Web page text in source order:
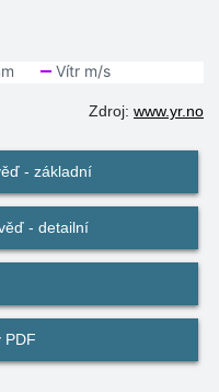
Zdroj: www.yr.no
- základní
- detailní
PDF